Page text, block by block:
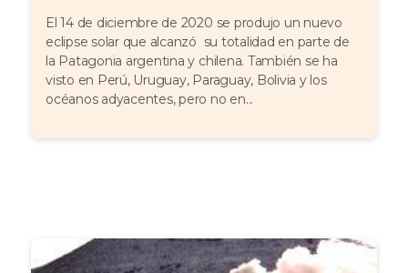
El 14 de diciembre de 2020 se produjo un nuevo
eclipse solar que alcanzó su totalidad en parte de
la Patagonia argentina y chilena. También se ha
visto en Perú, Uruguay, Paraguay, Bolivia y los
océanos adyacentes, pero no en...